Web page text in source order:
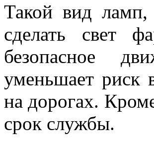
Такой вид ламп,
сделать свет
безопасное
уменьшает риск
на дорогах.
срок службы.